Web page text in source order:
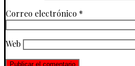
Correo electrónico *
Web